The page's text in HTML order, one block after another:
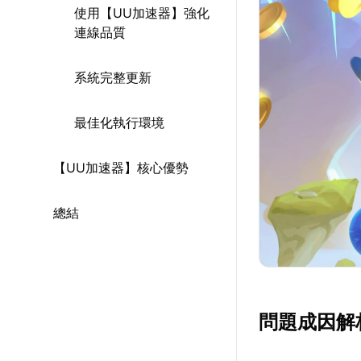
使用【UU加速器】強化
連線品質
系統完整更新
最佳化執行環境
【UU加速器】核心優勢
總結
問題成因解